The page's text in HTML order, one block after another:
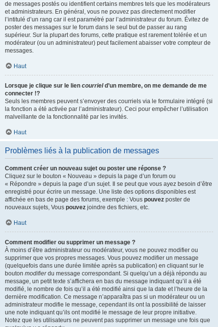
de messages postés ou identifient certains membres tels que les modérateurs
et administrateurs. En général, vous ne pouvez pas directement modifier
l’intitulé d’un rang car il est paramétré par l’administrateur du forum. Évitez de
poster des messages sur le forum dans le seul but de passer au rang
supérieur. Sur la plupart des forums, cette pratique est rarement tolérée et un
modérateur (ou un administrateur) peut facilement abaisser votre compteur de
messages.
Haut
Lorsque je clique sur le lien courrield’un membre, on me demande de me
connecter !?
Seuls les membres peuvent s’envoyer des courriels via le formulaire intégré (si
la fonction a été activée par l’administrateur). Ceci pour empêcher l’utilisation
malveillante de la fonctionnalité par les invités.
Haut
Problèmes liés à la publication de messages
Comment créer un nouveau sujet ou poster une réponse ?
Cliquez sur le bouton « Nouveau » depuis la page d’un forum ou
« Répondre » depuis la page d’un sujet. Il se peut que vous ayez besoin d’être
enregistré pour écrire un message. Une liste des options disponibles est
affichée en bas de page des forums, exemple : Vous pouvez poster de
nouveaux sujets, Vous pouvez joindre des fichiers, etc.
Haut
Comment modifier ou supprimer un message ?
À moins d’être administrateur ou modérateur, vous ne pouvez modifier ou
supprimer que vos propres messages. Vous pouvez modifier un message
(quelquefois dans une durée limitée après sa publication) en cliquant sur le
bouton modifierdu message correspondant. Si quelqu’un a déjà répondu au
message, un petit texte s’affichera en bas du message indiquant qu’il a été
modifié, le nombre de fois qu’il a été modifié ainsi que la date et l’heure de la
dernière modification. Ce message n’apparaîtra pas si un modérateur ou un
administrateur modifie le message, cependant ils ont la possibilité de laisser
une note indiquant qu’ils ont modifié le message de leur propre initiative.
Notez que les utilisateurs ne peuvent pas supprimer un message une fois que